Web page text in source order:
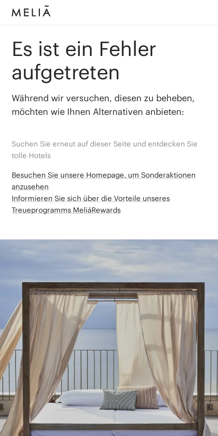
Es ist ein Fehler
aufgetreten
Während wir versuchen, diesen zu beheben,
möchten wie Ihnen Alternativen anbieten:
Suchen Sie erneut auf dieser Seite und entdecken Sie
tolle Hotels
Besuchen Sie unsere Homepage, um Sonderaktionen
anzusehen
Informieren Sie sich über die Vorteile unseres
Treueprogramms MeliáRewards